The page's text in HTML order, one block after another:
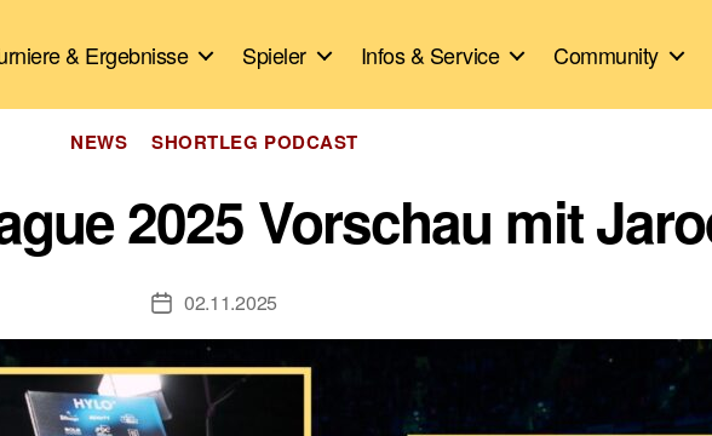
& Ergebnisse Spieler Infos & Service Community
Kategorien
NEWS SHORTLEG PODCAST
2025 Vorschau mit
Veröffentlichungsdatum
02.11.2025